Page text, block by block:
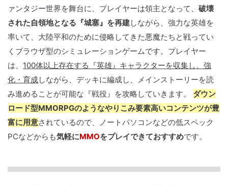
ァンタジー世界を舞台に、プレイヤーは領主となって、 破壊
された自領地となる『城塞』を再建しながら、強力な英雄を
率いて、大陸平和のために侵略してきた悪魔たちと戦ってい
くブラウザ型のシミュレーションゲームです。プレイヤー
は、 100体以上存在する『英雄』キャラクターを収集し、強
化・育成しながら、デッキに編成し、メインストーリーを読
み進めることが可能な『戦役』を攻略していきます。 ダウン
ロード型MMORPGのようなやりこみ要素高いコンテンツが豊
富に用意されているので、ノートパソコンなどの低スペック
PCなどからも気軽にMMOをプレイできておすすめです。